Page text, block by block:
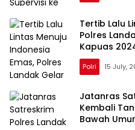
Tertib Lalu
Polres
Kapuas
Polri 15 July,
Jatanras
Kembali
Bawah Umur